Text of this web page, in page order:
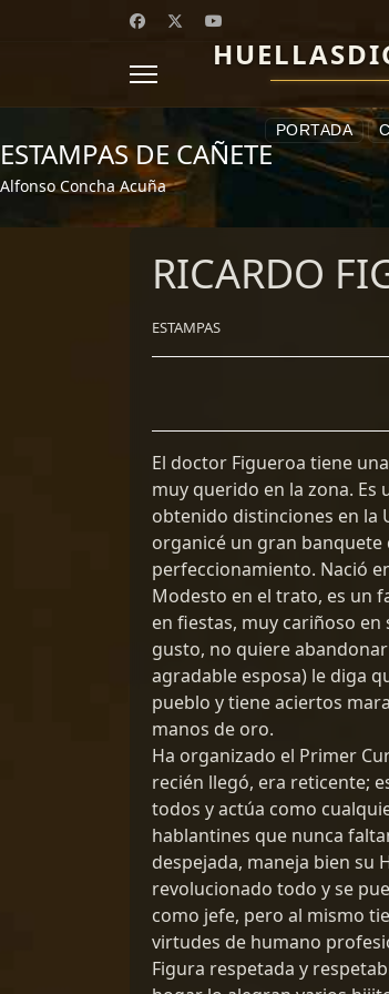
PORTADA
ESTAMPAS DE CAÑETE
Alfonso Concha Acuña
RICARDO
ESTAMPAS
El doctor Figueroa tiene
muy querido en la zona.
obtenido distinciones en la
organicé un gran
perfeccionamiento. Nació
Modesto en el trato, es un
en fiestas, muy cariñoso
gusto, no quiere
agradable esposa) le diga
pueblo y tiene aciertos
manos de oro.
Ha organizado el Primer
recién llegó, era reticente;
todos y actúa como
hablantines que nunca
despejada, maneja bien su
revolucionado todo y se
como jefe, pero al mismo
virtudes de humano
Figura respetada y